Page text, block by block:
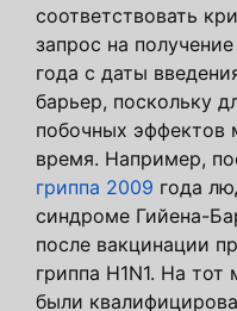
соответствовать
запрос на
года с даты
барьер, поскольку
побочных эффектов
время. Например,
гриппа 2009 года
синдроме Гийена-
после вакцинации
гриппа H1N1. На
были